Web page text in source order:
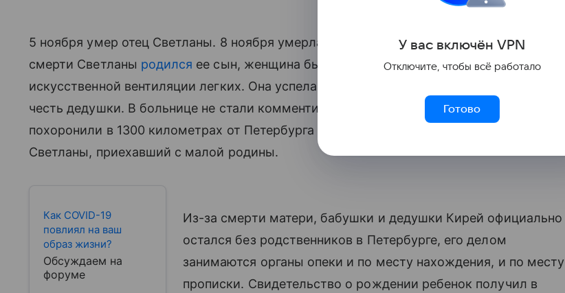
5 ноября умер отец Светланы. 8 ноября умерла она, а 12 ноября ее мать. В день
смерти Светланы родился ее сын, женщина была подключена к аппарату
искусственной вентиляции легких. Она успела дать ребенку имя, назвав его Киреем в
честь дедушки. В больнице не стали комментировать случившееся. Семью
похоронили в 1300 километрах от Петербурга — этим занимался старший брат отца
Светланы, приехавший с малой родины.
Как COVID-19
повлиял на ваш
образ жизни?
Обсуждаем на
форуме
Из-за смерти матери, бабушки и дедушки Кирей официально
остался без родственников в Петербурге, его делом
занимаются органы опеки и по месту нахождения, и по месту
прописки. Свидетельство о рождении ребенок получил в
У вас включён VPN
Отключите, чтобы всё работало
Готово